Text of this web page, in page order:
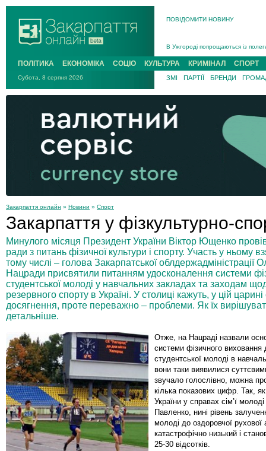
ПОВІДОМИТИ НОВИНУ
В Ужгороді попрощаються із
В Ужгороді 5 серпня
Підтвердили загибель
На війні з рф поліг військовий з
На Хустщині внаслідок ДТП за
Інструктора районного ТЦК на
ПОЛІТИКА ЕКОНОМІКА СОЦІО КУЛЬТУРА КРИМІНАЛ СПОРТ
Субота, 8 серпня 2026 ЗМІ ПАРТІЇ БРЕНДИ
Закарпаття онлайн » Новини » Спорт
Закарпаття у фізкультурно-
Минулого місяця Президент України Віктор Ющенко
ради з питань фізичної культури і спорту. Участь у ньому
тому числі – голова Закарпатської облдержадміністрації
Нацради присвятили питанням удосконалення системи
студентської молоді у навчальних закладах та заходам
резервного спорту в Україні. У столиці кажуть, у цій
досягнення, проте переважно – проблеми. Як їх
детальніше.
Отже, на Нацраді назвали
системи фізичного виховання
студентської молоді в
вони таки виявилися
звучало голослівно, можна
кілька показових цифр. Так, як
України у справах сім’ї
Павленко, нині рівень
молоді до оздоровчої рухової
катастрофічно низький і
25-30 відсотків.